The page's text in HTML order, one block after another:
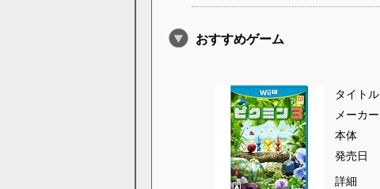
おすすめゲーム
タイトル
メーカー
本体
発売日
詳細